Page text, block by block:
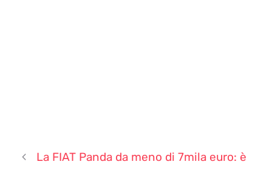
La FIAT Panda da meno di 7mila euro: è